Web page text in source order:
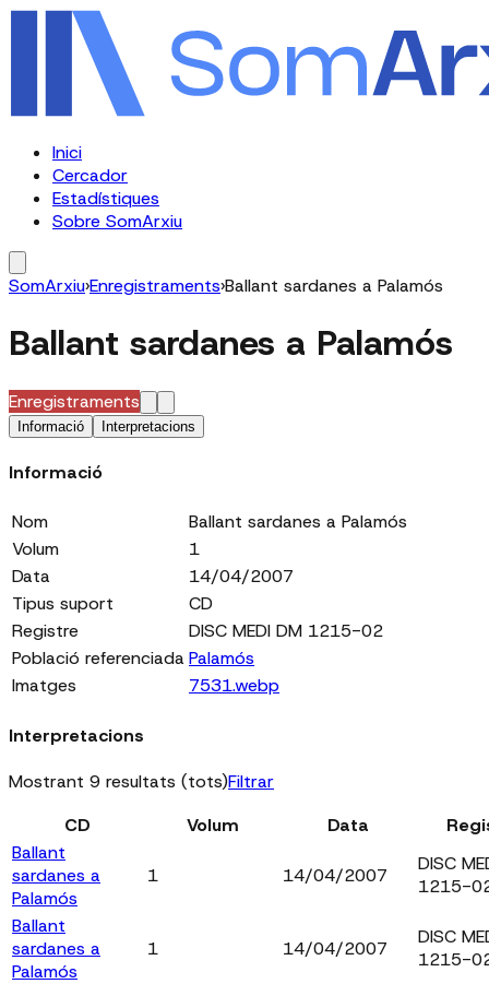
Inici
Cercador
Estadístiques
Sobre SomArxiu
SomArxiu›Enregistraments›Ballant sardanes a Palamós
Ballant sardanes a Palamós
Enregistraments
Informació Interpretacions
Informació
Nom
Ballant sardanes a Palamós
Volum
1
Data
14/04/2007
Tipus suport
CD
Registre
DISC MEDI DM 1215-02
Població referenciada Palamós
Imatges
7531.webp
Interpretacions
Mostrant 9 resultats (tots)Filtrar
CD
Volum Data
Ballant
sardanes a
Palamós
1 14/04/2007
DISC
1215-
Ballant
sardanes a
Palamós
1 14/04/2007
DISC
1215-